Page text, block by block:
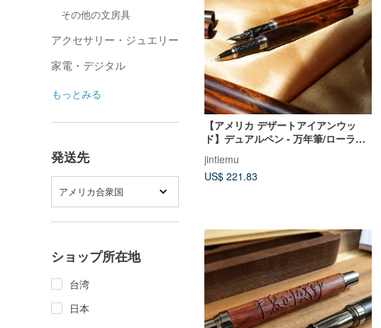
その他の文房具
アクセサリー・ジュエリー
家電・デジタル
もっとみる
発送先
アメリカ合衆国
ショップ所在地
台湾
日本
【アメリカ デザートアイアンウッ
ド】デュアルペン - 万年筆/ローラー
ップ
jintiemu
US$ 221.83